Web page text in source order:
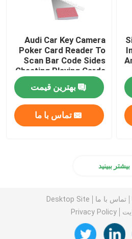
Audi Car Key Camera
Poker Card Reader To
Scan Bar Code Sides
Cheating Playing Cards
بهترین قیمت
تماس با ما
بیشتر ببینید
تماس با ما
Desktop Site
Privacy Policy